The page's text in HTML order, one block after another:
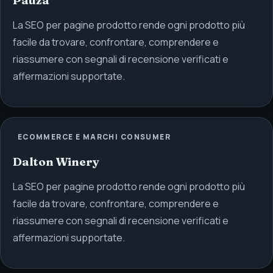
La SEO per pagine prodotto rende ogni prodotto più
facile da trovare, confrontare, comprendere e
riassumere con segnali di recensione verificati e
affermazioni supportate.
ECOMMERCE E MARCHI CONSUMER
Dalton Winery
La SEO per pagine prodotto rende ogni prodotto più
facile da trovare, confrontare, comprendere e
riassumere con segnali di recensione verificati e
affermazioni supportate.